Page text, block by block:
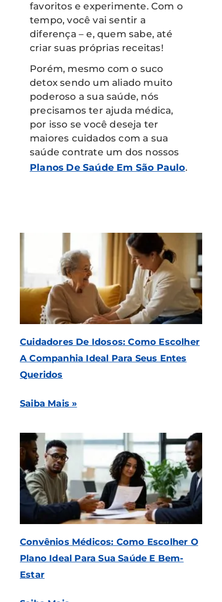
favoritos e experimente. Com o
tempo, você vai sentir a
diferença – e, quem sabe, até
criar suas próprias receitas!
Porém, mesmo com o suco
detox sendo um aliado muito
poderoso a sua saúde, nós
precisamos ter ajuda médica,
por isso se você deseja ter
maiores cuidados com a sua
saúde contrate um dos nossos
Planos De Saúde Em São Paulo.
Cuidadores De Idosos: Como Escolher
A Companhia Ideal Para Seus Entes
Queridos
Saiba Mais »
Convênios Médicos: Como Escolher O
Plano Ideal Para Sua Saúde E Bem-
Estar